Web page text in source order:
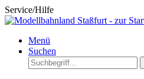
Service/Hilfe
Menü
Suchen